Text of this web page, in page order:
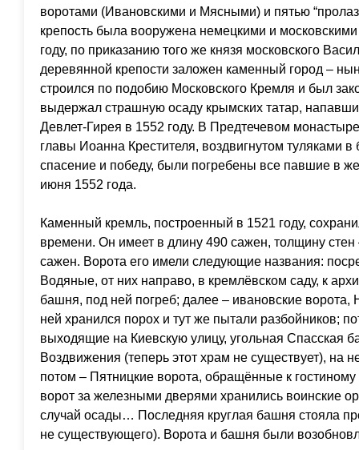
воротами (Ивановскими и Мясными) и пятью
крепость была вооружена немецкими и
году, по приказанию того же князя московского
деревянной крепости заложен каменный город –
строился по подобию Московского Кремля и был
выдержал страшную осаду крымских татар,
Девлет-Гирея в 1552 году. В Предтечевом
главы Иоанна Крестителя, воздвигнутом туляками в
спасение и победу, были погребены все павшие в
июня 1552 года.
Каменный кремль, построенный в 1521 году,
времени. Он имеет в длину 490 сажен, толщину
сажен. Ворота его имели следующие названия:
Водяные, от них направо, в кремлёвском саду, к
башня, под ней погреб; далее – ивановские ворота,
ней хранился порох и тут же пытали разбойников;
выходящие на Киевскую улицу, угольная Спасская
Воздвижения (теперь этот храм не существует), на
потом – Пятницкие ворота, обращённые к гостиному
ворот за железными дверями хранились воинские
случай осады… Последняя круглая башня стояла
не существующего). Ворота и башня были